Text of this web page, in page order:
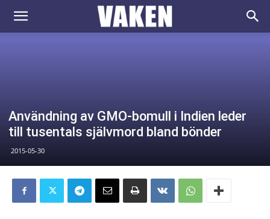
VAKEN.se
Användning av GMO-bomull i Indien leder
till tusentals självmord bland bönder
2015-05-30